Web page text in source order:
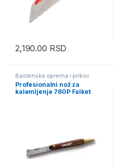
2,190.00 RSD
Bastenska oprema i pribor
Profesionalni nož za
kalemljenje 760P Falket